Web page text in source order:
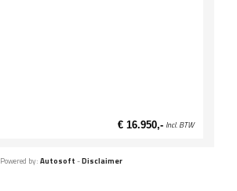
€ 16.950,- Incl. BTW
Powered by: Autosoft -Disclaimer